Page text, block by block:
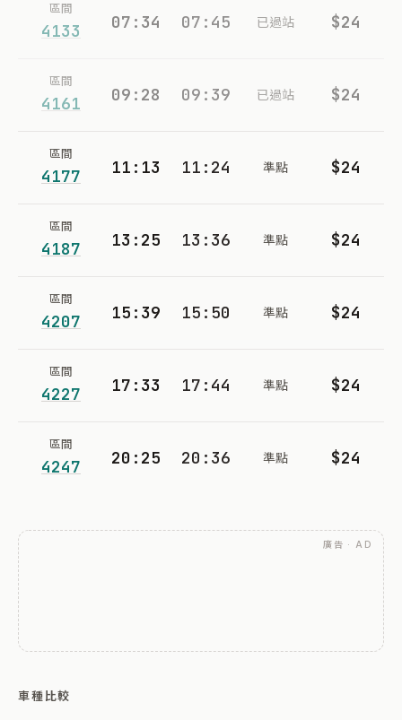
區間
4133 07:34 07:45 已過站 $24
區間
4161 09:28 09:39 已過站 $24
區間
4177 11:13 11:24 準點 $24
區間
4187 13:25 13:36 準點 $24
區間
4207 15:39 15:50 準點 $24
區間
4227 17:33 17:44 準點 $24
區間
4247 20:25 20:36 準點 $24
廣告 · AD
車種比較